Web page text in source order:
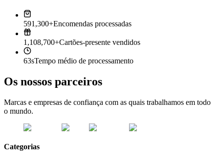
591,300+Encomendas processadas
1,108,700+Cartões-presente vendidos
63sTempo médio de processamento
Os nossos parceiros
Marcas e empresas de confiança com as quais trabalhamos em todo
o mundo.
Categorias